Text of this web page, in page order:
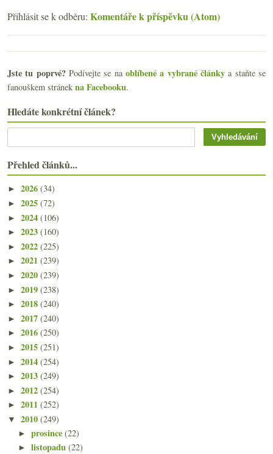
Přihlásit se k odběru: Komentáře k příspěvku (Atom)
Jste tu poprvé?Podívejte se naoblíbené a vybrané články a staňte se
fanouškem stránek na Facebooku.
Hledáte konkrétní článek?
Přehled článků...
► 2026 (34)
► 2025 (72)
► 2024 (106)
► 2023 (160)
► 2022 (225)
► 2021 (239)
► 2020 (239)
► 2019 (238)
► 2018 (240)
► 2017 (240)
► 2016 (250)
► 2015 (251)
► 2014 (254)
► 2013 (249)
► 2012 (254)
► 2011 (252)
▼ 2010 (249)
►prosince(22)
►listopadu(22)